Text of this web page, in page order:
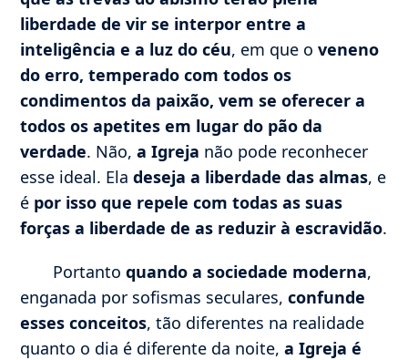
liberdade de vir se interpor entre a
inteligência e a luz do céu, em que oveneno
do erro, temperado com todos os
condimentos da paixão, vem se oferecer a
todos os apetites em lugar do pão da
verdade. Não,a Igreja não pode reconhecer
esse ideal. Eladeseja a liberdade das almas, e
é por isso que repele com todas as suas
forças a liberdade de as reduzir à escravidão.
Portantoquando a sociedade moderna,
enganada por sofismas seculares,confunde
esses conceitos, tão diferentes na realidade
quanto o dia é diferente da noite,a Igreja é